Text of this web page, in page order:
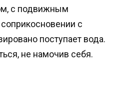
с подвижным
с
поступает вода.
не намочив себя.